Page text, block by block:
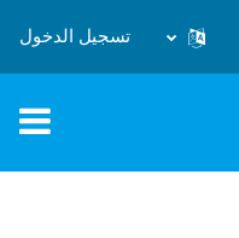
إدخال البحث
تسجيل الدخول